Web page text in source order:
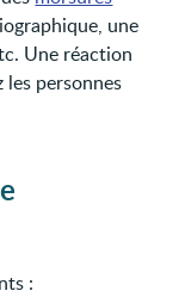
une
Une réaction
personnes
: